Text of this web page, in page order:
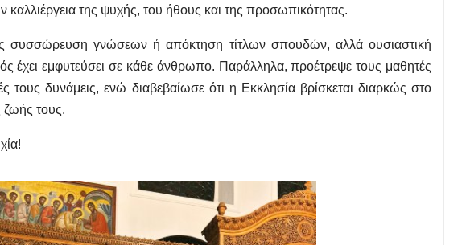
καλλιέργεια της ψυχής, του ήθους και της προσωπικότητας.
συσσώρευση γνώσεων ή απόκτηση τίτλων σπουδών, αλλά ουσιαστική
έχει εμφυτεύσει σε κάθε άνθρωπο. Παράλληλα, προέτρεψε τους μαθητές
τους δυνάμεις, ενώ διαβεβαίωσε ότι η Εκκλησία βρίσκεται διαρκώς στο
ζωής τους.